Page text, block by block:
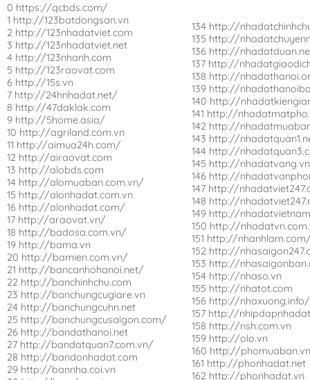
0 https://qcbds.com/
1 http://123batdongsan.vn
2 http://123nhadatviet.com
3 http://123nhadatviet.net
4 http://123nhanh.com
5 http://123raovat.com
6 http://15s.vn
7 http://24hnhadat.net/
8 http://47daklak.com
9 http://5home.asia/
10 http://agriland.com.vn
11 http://aimua24h.com/
12 http://airaovat.com
13 http://alobds.com
14 http://alomuaban.com.vn/
15 http://alonhadat.com.vn
16 http://alonhadat.com/
17 http://araovat.vn/
18 http://badosa.com.vn/
19 http://bama.vn
20 http://bamien.com.vn/
21 http://bancanhohanoi.net/
22 http://banchinhchu.com
23 http://banchungcugiare.vn
24 http://banchungcuhn.net
25 http://banchungcusaigon.com/
26 http://bandathanoi.net
27 http://bandatquan7.com.vn/
28 http://bandonhadat.com
29 http://bannha.coi.vn
134 http://
135 http://
136 http://
137 http://
138 http://
139 http://
140 http://
141 http://
142 http://
143 http://
144 http://
145 http://nhadatvang.vn
146 http://
147 http://
148 http://
149 http://
150 http://
151 http://
152 http://
153 http://
154 http://nhaso.vn
155 http://nhatot.com
156 http://nhaxuong.info/
157 http://
158 http://nsh.com.vn
159 http://olo.vn
160 http://
161 http://phonhadat.net
162 http://phonhadat.vn